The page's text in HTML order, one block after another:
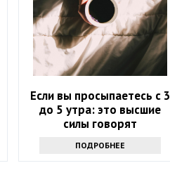
Если вы просыпаетесь с 3
до 5 утра: это высшие
силы говорят
ПОДРОБНЕЕ